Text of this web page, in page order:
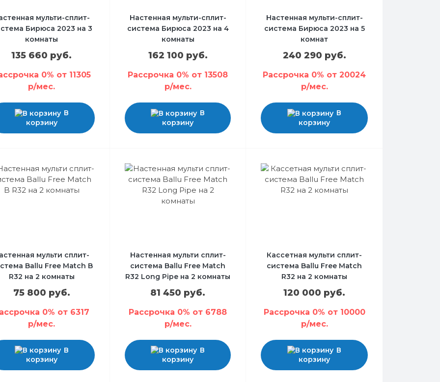
мульти-сплит-
Бирюса 2023 на 3
комнаты
135 660 руб.
0% от 11305
р/мес.
В
корзину
Настенная мульти-сплит-
система Бирюса 2023 на 4
комнаты
162 100 руб.
Рассрочка 0% от 13508
р/мес.
В
корзину
Настенная мульти-сплит-
система Бирюса 2023 на 5
комнат
240 290 руб.
Рассрочка 0% от 20024
р/мес.
В
корзину
мульти сплит-
Ballu Free Match B
R32 на 2 комнаты
75 800 руб.
0% от 6317
р/мес.
В
корзину
Настенная мульти сплит-
система Ballu Free Match
R32 Long Pipe на 2 комнаты
81 450 руб.
Рассрочка 0% от 6788
р/мес.
В
корзину
Кассетная мульти сплит-
система Ballu Free Match
R32 на 2 комнаты
120 000 руб.
Рассрочка 0% от 10000
р/мес.
В
корзину